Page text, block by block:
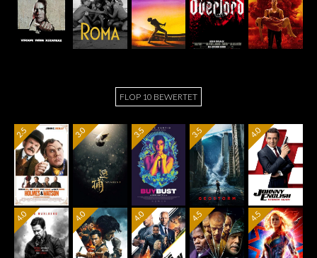
FLOP 10 BEWERTET
2.5 3.0 3.5 3.5 4.0
4.0 4.0 4.0 4.5 4.5